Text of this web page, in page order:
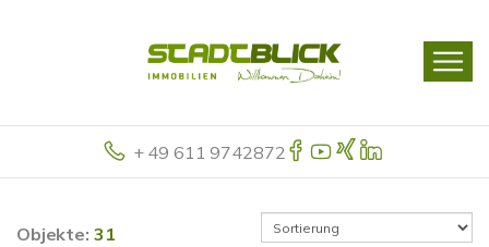
+ 49 611 9742872
Objekte: 31